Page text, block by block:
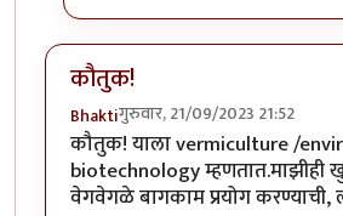
कौतुक!
Bhaktiगुरुवार, 21/09/2023 21:52
कौतुक! याला vermiculture /
biotechnology
वेगवेगळे बागकाम प्रयोग